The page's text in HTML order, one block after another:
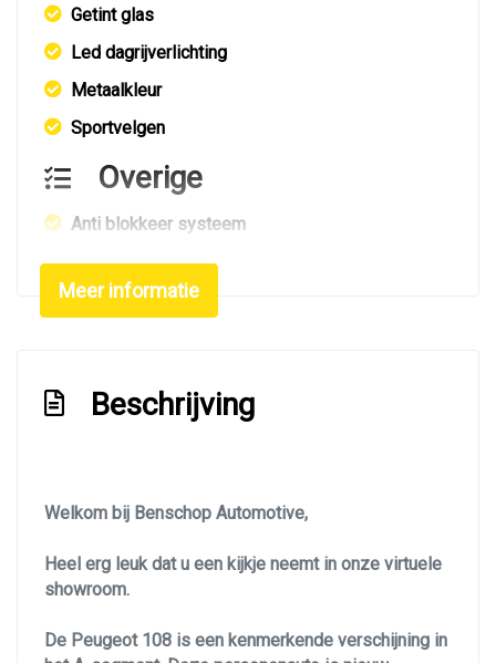
Getint glas
Led dagrijverlichting
Metaalkleur
Sportvelgen
Overige
Anti blokkeer systeem
Bestuurdersairbag
Bluetooth
Hoofd airbag(s) achter
Passagiersairbag
Zij airbag(s) voor
Meer informatie
Beschrijving
Welkom bij Benschop Automotive,
Heel erg leuk dat u een kijkje neemt in onze virtuele
showroom.
De Peugeot 108 is een kenmerkende verschijning in